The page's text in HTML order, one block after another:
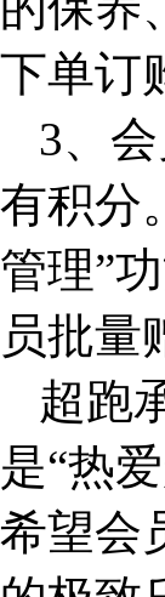
下单订
3、
有积分
管理”
员批量
超跑
是“热
希望会